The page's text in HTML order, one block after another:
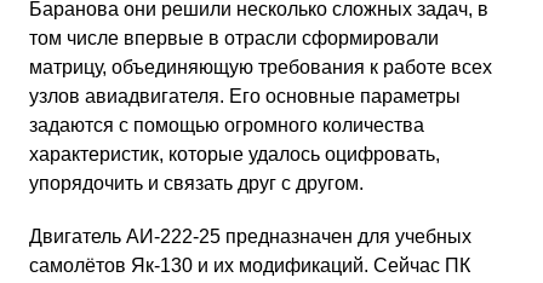
Баранова они решили несколько сложных задач, в
том числе впервые в отрасли сформировали
матрицу, объединяющую требования к работе всех
узлов авиадвигателя. Его основные параметры
задаются с помощью огромного количества
характеристик, которые удалось оцифровать,
упорядочить и связать друг с другом.
Двигатель АИ-222-25 предназначен для учебных
самолётов Як-130 и их модификаций. Сейчас ПК